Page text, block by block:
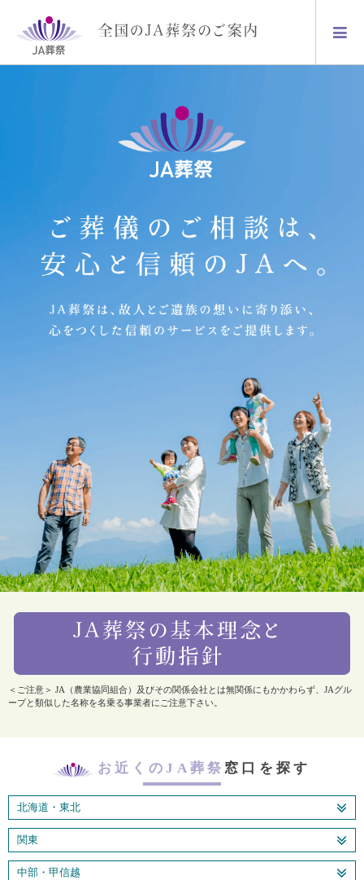
＜ご注意＞ JA（農業協同組合）及びその関係会社とは無関係にもかかわらず、JAグル
ープと類似した名称を名乗る事業者にご注意下さい。
お近くのJA葬祭 窓口を探す
北海道・東北
関東
中部・甲信越